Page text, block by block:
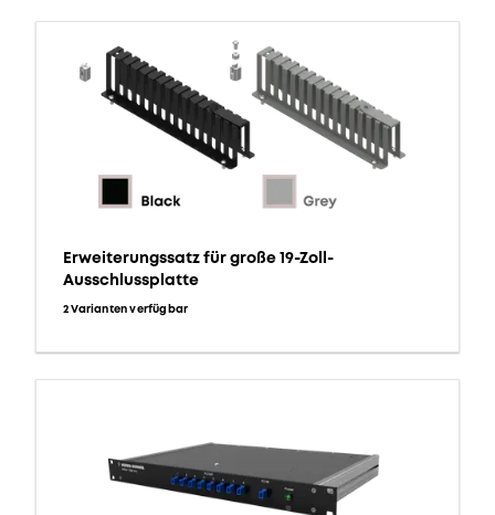
Erweiterungssatz für große 19-Zoll-
Ausschlussplatte
2 Varianten verfügbar